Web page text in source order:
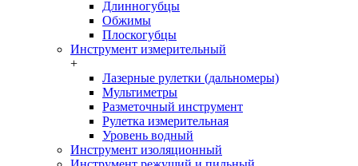
Длинногубцы
Обжимы
Плоскогубцы
Инструмент измерительный
+
Лазерные рулетки (дальномеры)
Мультиметры
Разметочный инструмент
Рулетка измерительная
Уровень водный
Инструмент изоляционный